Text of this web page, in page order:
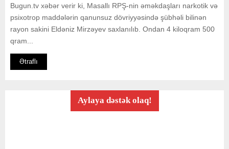
Bugun.tv xəbər verir ki, Masallı RPŞ-nin əməkdaşları narkotik və
psixotrop maddələrin qanunsuz dövriyyəsində şübhəli bilinən
rayon sakini Eldəniz Mirzəyev saxlanılıb. Ondan 4 kiloqram 500
qram...
Ətraflı
Aylaya dəstək olaq!